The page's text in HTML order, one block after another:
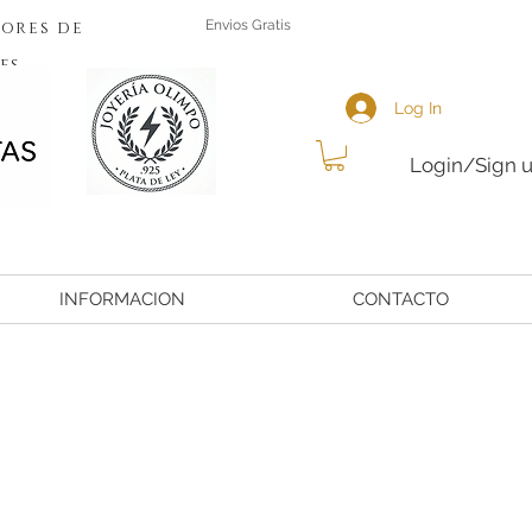
de
Envios Gratis
Login/Sign
Log In
INFORMACION CONTACTO